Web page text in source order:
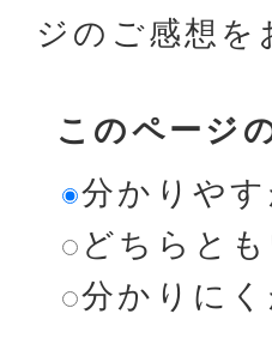
ジのご感想
このページ
分かりや
どちらと
分かりに